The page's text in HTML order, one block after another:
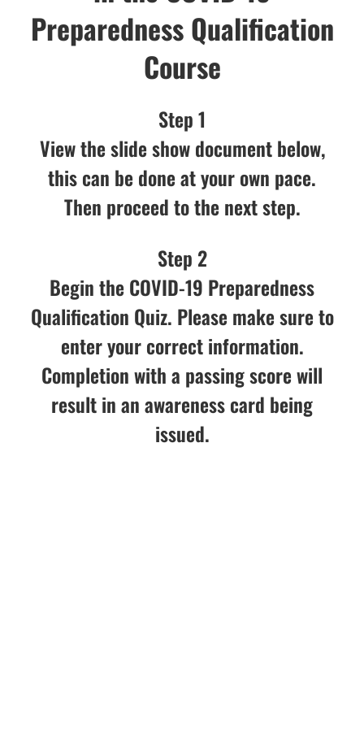
Preparedness Qualification
Course
Step 1
View the slide show document below,
this can be done at your own pace.
Then proceed to the next step.
Step 2
Begin the COVID-19 Preparedness
Qualification Quiz. Please make sure to
enter your correct information.
Completion with a passing score will
result in an awareness card being
issued.